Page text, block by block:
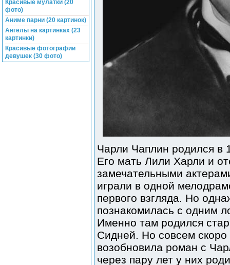
Красивые мулатки (20
фото)
Аниме парни (20 картинок)
Ангелы на картинках (23
картинки)
Красивые фотографии
девушек (30 фото)
Чарли Чаплин родился в
Его мать Лили Харли и
замечательными
играли в одной
первого взгляда. Но
познакомилась с одним
Именно там родился
Сидней. Но совсем
возобновила роман с
через пару лет у них